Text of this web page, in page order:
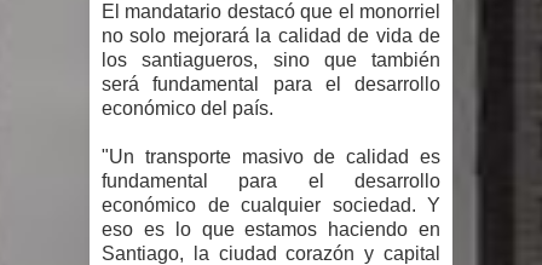
detención del expresidente Evo
Morales
gran parte del territorio nacional
Miles de marroquíes cruzan la
El mandatario destacó que el monorriel
no solo mejorará la calidad de vida de
los santiagueros, sino que también
será fundamental para el desarrollo
económico del país.
"Un transporte masivo de calidad es
fundamental para el desarrollo
económico de cualquier sociedad. Y
eso es lo que estamos haciendo en
Santiago, la ciudad corazón y capital